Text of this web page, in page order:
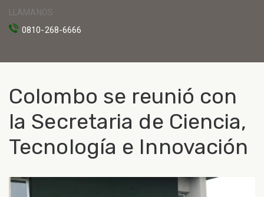
LLAMANOS
0810-268-6666
Colombo se reunió con
la Secretaria de Ciencia,
Tecnología e Innovación